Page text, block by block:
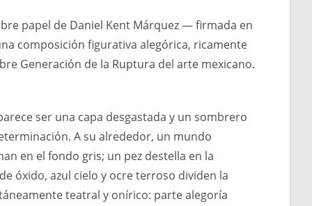
papel de Daniel Kent Márquez — firmada en
composición figurativa alegórica, ricamente
Generación de la Ruptura del arte mexicano.
ser una capa desgastada y un sombrero
A su alrededor, un mundo
en el fondo gris; un pez destella en la
óxido, azul cielo y ocre terroso dividen la
teatral y onírico: parte alegoría